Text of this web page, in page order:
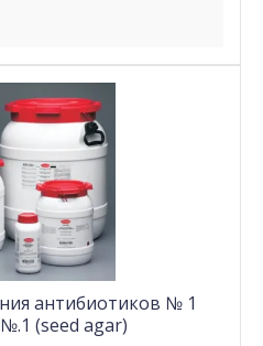
антибиотиков № 1
(seed agar)